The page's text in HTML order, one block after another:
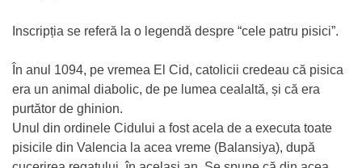
Inscripția se referă la o legendă despre “cele patru pisici”.
În anul 1094, pe vremea El Cid, catolicii credeau că pisica
era un animal diabolic, de pe lumea cealaltă, și că era
purtător de ghinion.
Unul din ordinele Cidului a fost acela de a executa toate
pisicile din Valencia la acea vreme (Balansiya), după